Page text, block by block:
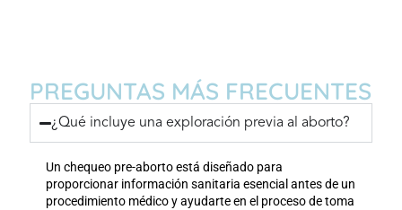
PREGUNTAS MÁS FRECUENTES
¿Qué incluye una exploración previa al aborto?
Un chequeo pre-aborto está diseñado para
proporcionar información sanitaria esencial antes de un
procedimiento médico y ayudarte en el proceso de toma